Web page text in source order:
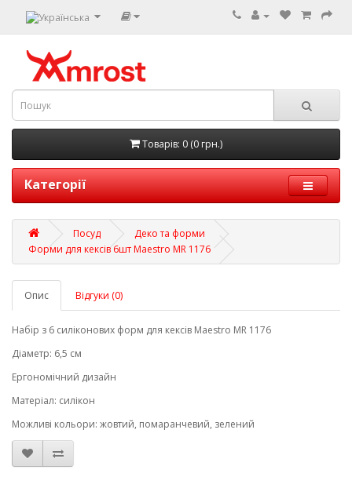
Товарів: 0 (0 грн.)
Категорії
Посуд
Деко та форми
Форми для кексів 6шт Maestro MR 1176
Опис Відгуки (0)
Набір з 6 силіконових форм для кексів Maestro MR 1176
Діаметр: 6,5 см
Ергономічний дизайн
Матеріал: силікон
Можливі кольори: жовтий, помаранчевий, зелений